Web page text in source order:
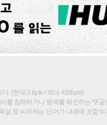
. (현재 0 byte / 최대 400byte)
를 침해하거나 명예를 훼손하는 댓
설 등 비하하는 단어가 내용에 포함